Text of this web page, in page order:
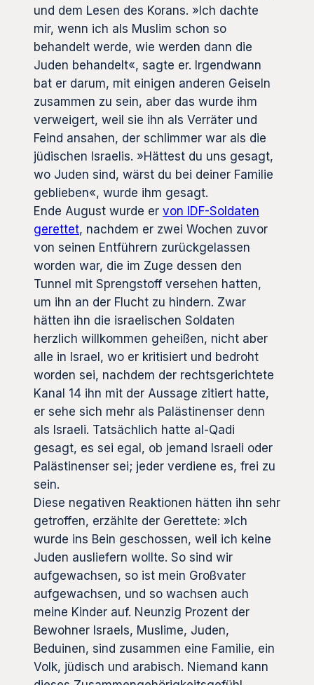
und dem Lesen des Korans. »Ich dachte
mir, wenn ich als Muslim schon so
behandelt werde, wie werden dann die
Juden behandelt«, sagte er. Irgendwann
bat er darum, mit einigen anderen Geiseln
zusammen zu sein, aber das wurde ihm
verweigert, weil sie ihn als Verräter und
Feind ansahen, der schlimmer war als die
jüdischen Israelis. »Hättest du uns gesagt,
wo Juden sind, wärst du bei deiner Familie
geblieben«, wurde ihm gesagt.
Ende August wurde er von IDF-Soldaten
gerettet, nachdem er zwei Wochen zuvor
von seinen Entführern zurückgelassen
worden war, die im Zuge dessen den
Tunnel mit Sprengstoff versehen hatten,
um ihn an der Flucht zu hindern. Zwar
hätten ihn die israelischen Soldaten
herzlich willkommen geheißen, nicht aber
alle in Israel, wo er kritisiert und bedroht
worden sei, nachdem der rechtsgerichtete
Kanal 14 ihn mit der Aussage zitiert hatte,
er sehe sich mehr als Palästinenser denn
als Israeli. Tatsächlich hatte al-Qadi
gesagt, es sei egal, ob jemand Israeli oder
Palästinenser sei; jeder verdiene es, frei zu
sein.
Diese negativen Reaktionen hätten ihn sehr
getroffen, erzählte der Gerettete: »Ich
wurde ins Bein geschossen, weil ich keine
Juden ausliefern wollte. So sind wir
aufgewachsen, so ist mein Großvater
aufgewachsen, und so wachsen auch
meine Kinder auf. Neunzig Prozent der
Bewohner Israels, Muslime, Juden,
Beduinen, sind zusammen eine Familie, ein
Volk, jüdisch und arabisch. Niemand kann